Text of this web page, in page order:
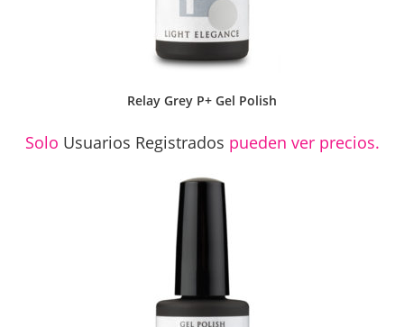
Relay Grey P+ Gel Polish
Solo Usuarios Registrados pueden ver precios.